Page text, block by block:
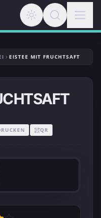
EISTEE MIT FRUCHTSAFT
QR